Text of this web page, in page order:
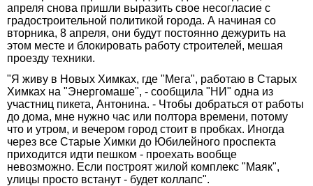
апреля снова пришли выразить свое несогласие с
градостроительной политикой города. А начиная со
вторника, 8 апреля, они будут постоянно дежурить на
этом месте и блокировать работу строителей, мешая
проезду техники.
"Я живу в Новых Химках, где "Мега", работаю в Старых
Химках на "Энергомаше", - сообщила "НИ" одна из
участниц пикета, Антонина. - Чтобы добраться от работы
до дома, мне нужно час или полтора времени, потому
что и утром, и вечером город стоит в пробках. Иногда
через все Старые Химки до Юбилейного проспекта
приходится идти пешком - проехать вообще
невозможно. Если построят жилой комплекс "Маяк",
улицы просто встанут - будет коллапс".